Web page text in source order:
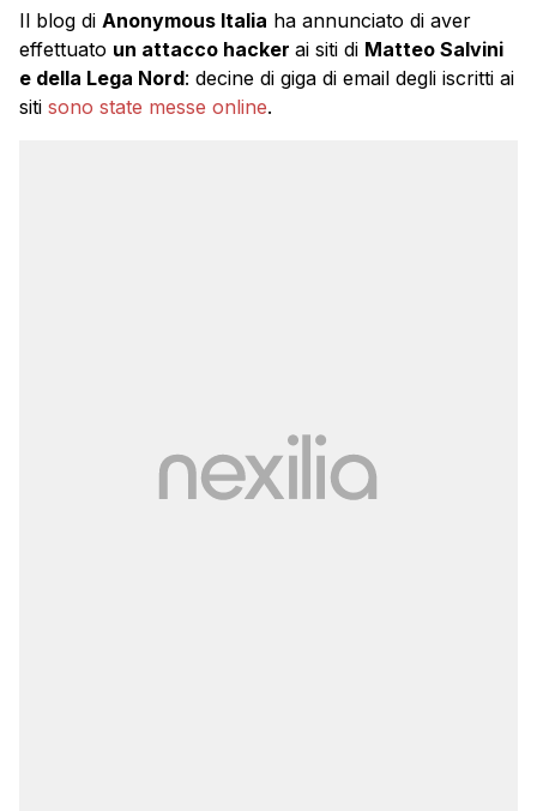
Il blog di Anonymous Italia ha annunciato di aver
effettuato un attacco hacker ai siti di Matteo Salvini
e della Lega Nord: decine di giga di email degli iscritti ai
siti sono state messe online.